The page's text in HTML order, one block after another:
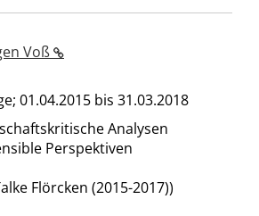
Voß
01.04.2015 bis 31.03.2018
Analysen
Perspektiven
Flörcken (2015-2017))